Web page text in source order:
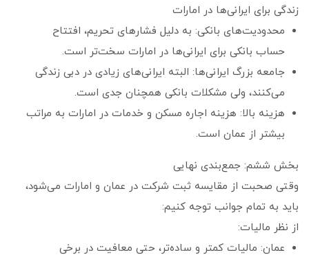
زندگی برای ایرانی‌ها در امارات
محدودیت‌های بانکی: به دلیل فشارهای تحریم، افتتاح
حساب بانکی برای ایرانی‌ها در امارات سخت‌تر است.
جامعه بزرگ ایرانی‌ها: البته ایرانی‌های زیادی در دبی زندگی
می‌کنند، ولی مشکلات بانکی همچنان جدی است.
هزینه بالا: هزینه اجاره مسکن و خدمات در امارات به مراتب
بیشتر از عمان است.
بخش ششم: جمع‌بندی نهایی
وقتی صحبت از مقایسه ثبت شرکت در عمان و امارات می‌شود،
باید به تمام جوانب توجه کنیم:
از نظر مالیات:
عمان: مالیات کمتر و ساده‌تر، حتی معافیت در برخی